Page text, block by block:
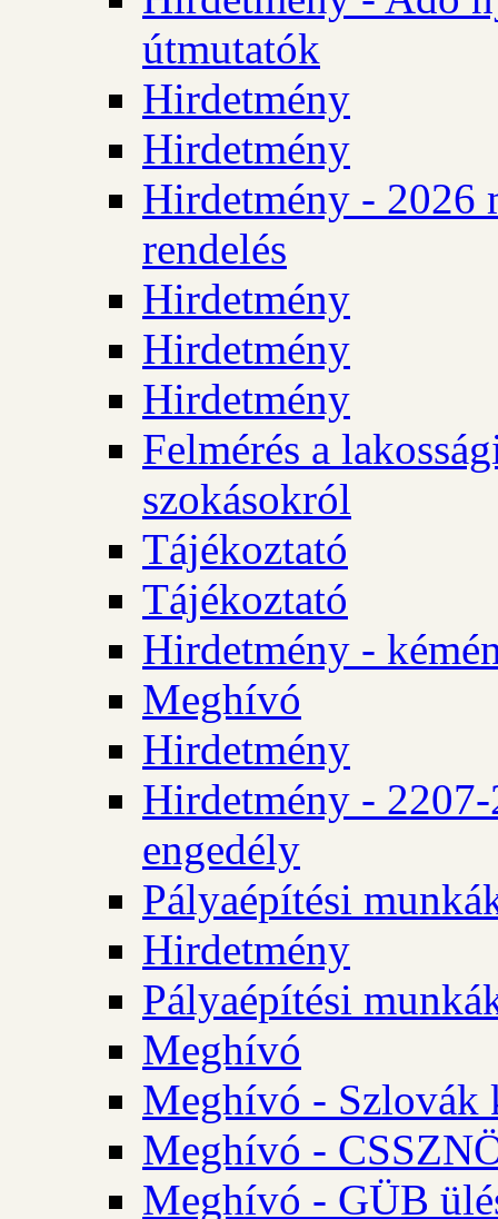
útmutatók
Hirdetmény
Hirdetmény
Hirdetmény - 2026
rendelés
Hirdetmény
Hirdetmény
Hirdetmény
Felmérés a
szokásokról
Tájékoztató
Tájékoztató
Hirdetmény -
Meghívó
Hirdetmény
Hirdetmény -
engedély
Pályaépítési
Hirdetmény
Pályaépítési
Meghívó
Meghívó - Szlovák
Meghívó -
Meghívó - GÜB